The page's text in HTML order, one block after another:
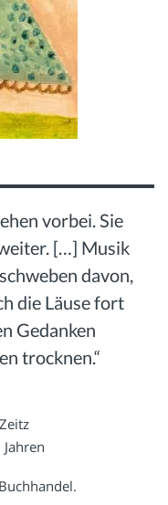
vorbei. Sie
[…] Musik
davon,
die Läuse fort
Gedanken
trocknen.“